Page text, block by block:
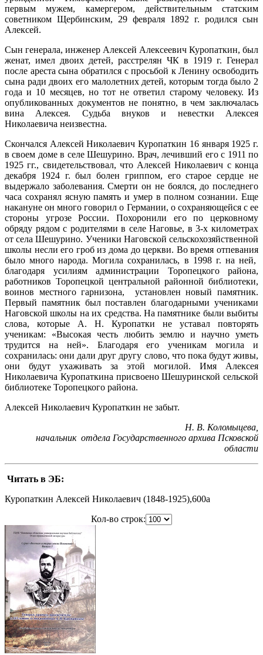
первым мужем, камергером, действительным статским
советником Щербинским, 29 февраля 1892 г. родился сын
Алексей.
Сын генерала, инженер Алексей Алексеевич Куропаткин, был
женат, имел двоих детей, расстрелян ЧК в 1919 г. Генерал
после ареста сына обратился с просьбой к Ленину освободить
сына ради двоих его малолетних детей, которым тогда было 2
года и 10 месяцев, но тот не ответил старому человеку. Из
опубликованных документов не понятно, в чем заключалась
вина Алексея. Судьба внуков и невестки Алексея
Николаевича неизвестна.
Скончался Алексей Николаевич Куропаткин 16 января 1925 г.
в своем доме в селе Шешурино. Врач, лечивший его с 1911 по
1925 гг., свидетельствовал, что Алексей Николаевич с конца
декабря 1924 г. был болен гриппом, его старое сердце не
выдержало заболевания. Смерти он не боялся, до последнего
часа сохранял ясную память и умер в полном сознании. Еще
накануне он много говорил о Германии, о сохраняющейся с ее
стороны угрозе России. Похоронили его по церковному
обряду рядом с родителями в селе Наговье, в 3-х километрах
от села Шешурино. Ученики Наговской сельскохозяйственной
школы несли его гроб из дома до церкви. Во время отпевания
было много народа. Могила сохранилась, в 1998 г. на ней,
благодаря усилиям администрации Торопецкого района,
работников Торопецкой центральной районной библиотеки,
воинов местного гарнизона, установлен новый памятник.
Первый памятник был поставлен благодарными учениками
Наговской школы на их средства. На памятнике были выбиты
слова, которые А. Н. Куропатки не уставал повторять
ученикам: «Высокая честь любить землю и научно уметь
трудится на ней». Благодаря его ученикам могила и
сохранилась: они дали друг другу слово, что пока будут живы,
они будут ухаживать за этой могилой. Имя Алексея
Николаевича Куропаткина присвоено Шешуринской сельской
библиотеке Торопецкого района.
Алексей Николаевич Куропаткин не забыт.
Н. В. Коломыцева,
начальник отдела Государственного архива Псковской
области
Читать в ЭБ:
Куропаткин Алексей Николаевич (1848-1925),600a
Кол-во строк: